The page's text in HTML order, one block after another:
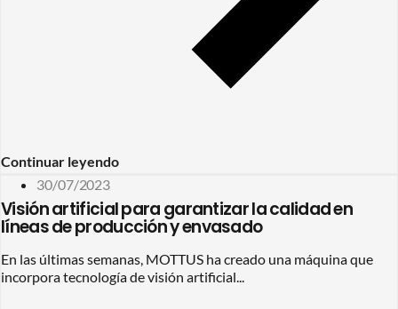
Continuar leyendo
30/07/2023
Visión artificial para garantizar la calidad en
líneas de producción y envasado
En las últimas semanas, MOTTUS ha creado una máquina que
incorpora tecnología de visión artificial...